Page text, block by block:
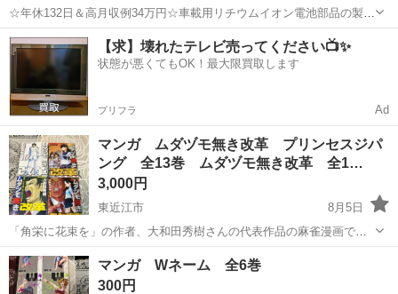
☆年休132日＆高月収例34万円☆車載用リチウムイオン電池部品の製造
／4勤2休でオフも充実♪／家具・家電付き社宅あり＆前払いで生活支援
物資が受け取れる◎／20〜40代男女活躍中！ 車載用リチウムイオン電
池部品の製造 車載用...
兵庫 南あわじ市 その他
【求】壊れたテレビ売ってください📺✨
状態が悪くてもOK！最大限買取します
プリフラ Ad
マンガ ムダヅモ無き改革 プリンセスジパ
ング 全13巻 ムダヅモ無き改革 全1…
3,000円
東近江市
8月5日
「角栄に花束を」の作者、大和田秀樹さんの代表作品の麻雀漫画で
す。 シリーズ累計発行部数280万部の大人気作品です。 台湾有事の前
談の尖閣諸島問題などをコメディックに学ぶことが出来ます。
滋賀 東近江市 マンガ、コミック、アニメ
マンガ Wネーム 全6巻
300円